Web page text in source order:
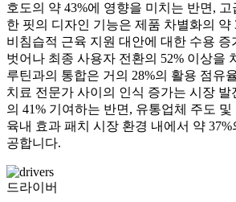
호도의 약 43%에 영향을 미치는 반면,
한 핏의 디자인 기능은 제품 차별화의 약
비침습적 근육 지원 대안에 대한 수용 증
벗어나 최종 사용자 전환의 52% 이상을
루틴과의 통합은 거의 28%의 활용 점유
치료 전문가 사이의 인식 증가는 시장 발
의 41% 기여하는 반면, 유통업체 주도
육내 효과 패치 시장 환경 내에서 약 37%
공합니다.
드라이버